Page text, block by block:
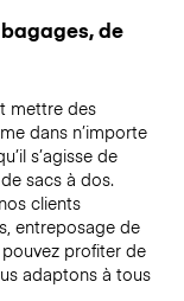
de
mettre des
dans n’importe
s’agisse de
sacs à dos.
clients
entreposage de
profiter de
adaptons à tous